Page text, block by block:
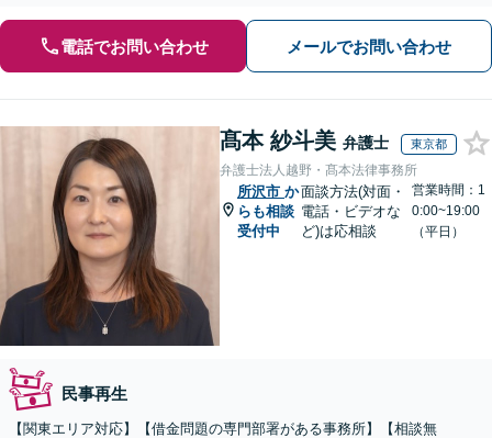
電話でお問い合わせ メールでお問い合わせ
髙本 紗斗美 弁護士 東京都
弁護士法人越野・髙本法律事務所
所沢市 か
らも相談
受付中
面談方法(対面・
電話・ビデオな
ど)は応相談
営業時間：1
0:00~19:00
（平日）
民事再生
【関東エリア対応】【借金問題の専門部署がある事務所】【相談無